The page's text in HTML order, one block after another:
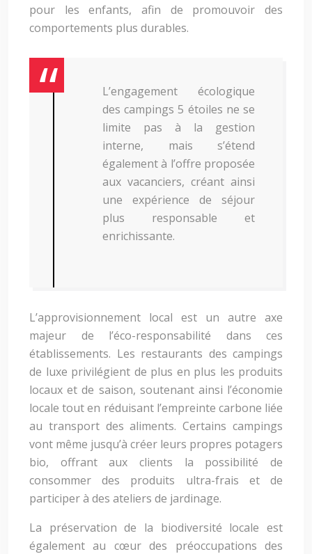
pour les enfants, afin de promouvoir des
comportements plus durables.
L’engagement écologique
des campings 5 étoiles ne se
limite pas à la gestion
interne, mais s’étend
également à l’offre proposée
aux vacanciers, créant ainsi
une expérience de séjour
plus responsable et
enrichissante.
L’approvisionnement local est un autre axe
majeur de l’éco-responsabilité dans ces
établissements. Les restaurants des campings
de luxe privilégient de plus en plus les produits
locaux et de saison, soutenant ainsi l’économie
locale tout en réduisant l’empreinte carbone liée
au transport des aliments. Certains campings
vont même jusqu’à créer leurs propres potagers
bio, offrant aux clients la possibilité de
consommer des produits ultra-frais et de
participer à des ateliers de jardinage.
La préservation de la biodiversité locale est
également au cœur des préoccupations des